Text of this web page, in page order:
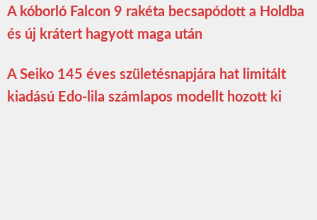
A kóborló Falcon 9 rakéta becsapódott a Holdba
és új krátert hagyott maga után
A Seiko 145 éves születésnapjára hat limitált
kiadású Edo-lila számlapos modellt hozott ki